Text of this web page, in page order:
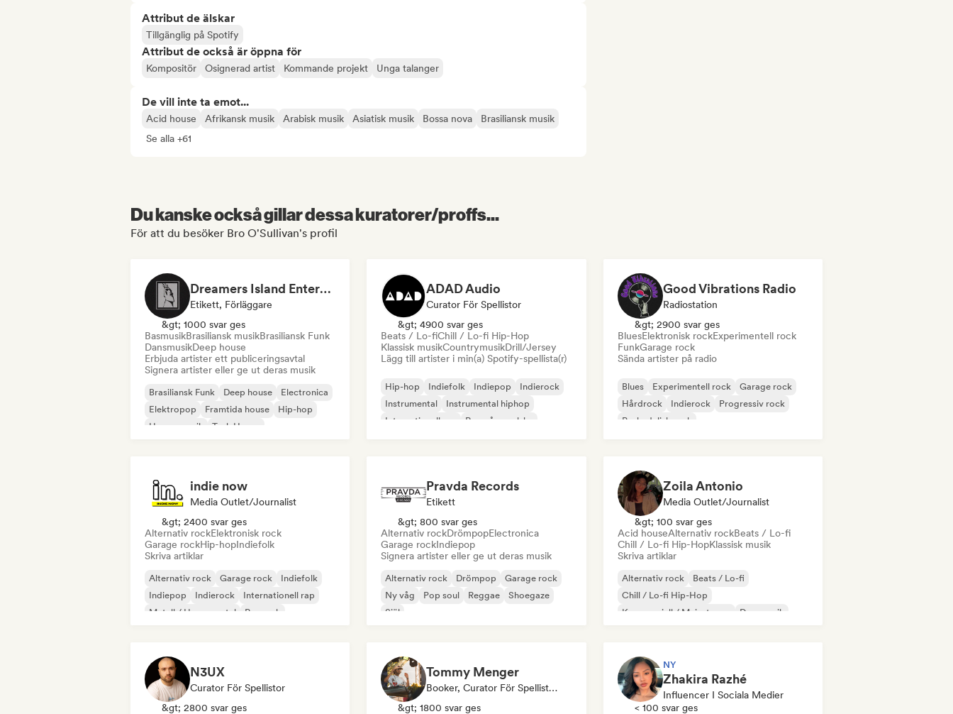
Attribut de älskar
Tillgänglig på Spotify
Attribut de också är öppna för
Kompositör Osignerad artist Kommande projekt Unga talanger
De vill inte ta emot...
Acid house Afrikansk musik Arabisk musik Asiatisk musik Bossa nova
Brasiliansk musik
Se alla +61
Du kanske också gillar dessa kuratorer/proffs...
För att du besöker Bro O'Sullivan's profil
Dreamers Island Entertainment
Etikett, Förläggare
&gt; 1000 svar ges
BasmusikBrasiliansk musikBrasiliansk Funk
DansmusikDeep house
Erbjuda artister ett publiceringsavtal
Signera artister eller ge ut deras musik
Brasiliansk Funk Deep house
Electronica
Elektropop
Framtida house
Hip-hop
House-musik
Tech House
ADAD Audio
Curator För Spellistor
&gt; 4900 svar ges
Beats / Lo-fiChill / Lo-fi Hip-Hop
Klassisk musikCountrymusikDrill/Jersey
Lägg till artister i min(a) Spotify-spellista(r)
Hip-hop Indiefolk Indiepop
Indierock
Instrumental
Instrumental hiphop
Internationell rap
Rap på engelska
Good Vibrations Radio
Radiostation
&gt; 2900 svar ges
BluesElektronisk rockExperimentell rock
FunkGarage rock
Sända artister på radio
Blues Experimentell rock
Garage rock
Hårdrock
Indierock
Progressiv rock
Psykedelisk rock
indie now
Media Outlet/Journalist
&gt; 2400 svar ges
Alternativ rockElektronisk rock
Garage rockHip-hopIndiefolk
Skriva artiklar
Alternativ rock Garage rock
Indiefolk
Indiepop
Indierock
Internationell rap
Metall / Heavy metal
Poprock
Pravda Records
Etikett
&gt; 800 svar ges
Alternativ rockDrömpopElectronica
Garage rockIndiepop
Signera artister eller ge ut deras musik
Alternativ rock Drömpop
Garage rock
Ny våg
Pop soul Reggae
Shoegaze
Själ
Zoila Antonio
Media Outlet/Journalist
&gt; 100 svar ges
Acid houseAlternativ rockBeats / Lo-fi
Chill / Lo-fi Hip-HopKlassisk musik
Skriva artiklar
Alternativ rock
Beats / Lo-fi
Chill / Lo-fi Hip-Hop
Kommersiell / Mainstream
Dansmusik
N3UX
Curator För Spellistor
&gt; 2800 svar ges
Tommy Menger
Booker, Curator För Spellistor
&gt; 1800 svar ges
NY
Zhakira Razhé
Influencer I Sociala Medier
< 100 svar ges